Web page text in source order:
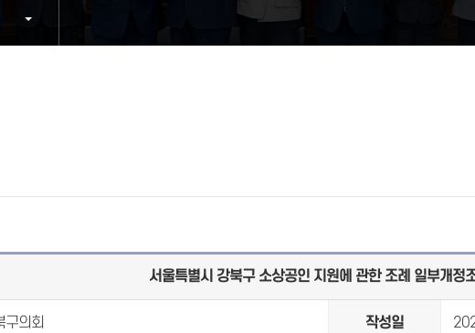
서울특별시 강북구 소상공인 지원에 관한 조례 일부개정
구의회 작성일